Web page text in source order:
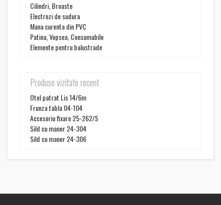
Cilindri, Broaste
Electrozi de sudura
Mana curenta din PVC
Patina, Vopsea, Consumabile
Elemente pentru balustrade
Produse vizitate recent
Otel patrat Lis 14/6m
Frunza tabla 04-104
Accesoriu fixare 25-262/S
Sild cu maner 24-304
Sild cu maner 24-306